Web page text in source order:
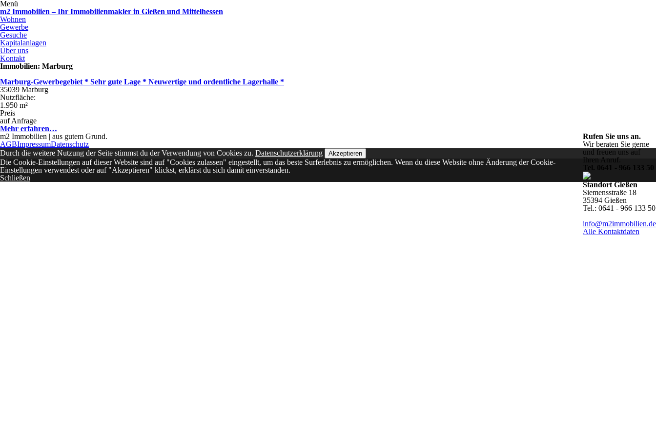
Menü
m2 Immobilien – Ihr Immobilienmakler in Gießen und Mittelhessen
Wohnen
Gewerbe
Gesuche
Kapitalanlagen
Über uns
Kontakt
Immobilien: Marburg
Marburg-Gewerbegebiet * Sehr gute Lage * Neuwertige und ordentliche Lagerhalle *
35039 Marburg
Nutzfläche:
1.950 m²
Preis
auf Anfrage
Mehr erfahren…
Rufen Sie uns an.
Wir beraten Sie gerne
und freuen uns auf
Ihren Anruf.
Tel. 0641 - 966 133 50
Standort Gießen
Siemensstraße 18
35394 Gießen
Tel.: 0641 - 966 133 50
info@m2immobilien.de
Alle Kontaktdaten
m2 Immobilien | aus gutem Grund.
AGBImpressumDatenschutz
Durch die weitere Nutzung der Seite stimmst du der Verwendung von Cookies zu. Datenschutzerklärung Akzeptieren
Die Cookie-Einstellungen auf dieser Website sind auf "Cookies zulassen" eingestellt, um das beste Surferlebnis zu ermöglichen. Wenn du diese Website ohne Änderung der Cookie-
Einstellungen verwendest oder auf "Akzeptieren" klickst, erklärst du sich damit einverstanden.
Schließen